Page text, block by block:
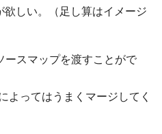
しい。（足し算はイメージ
スマップを渡すことがで
よってはうまくマージしてく